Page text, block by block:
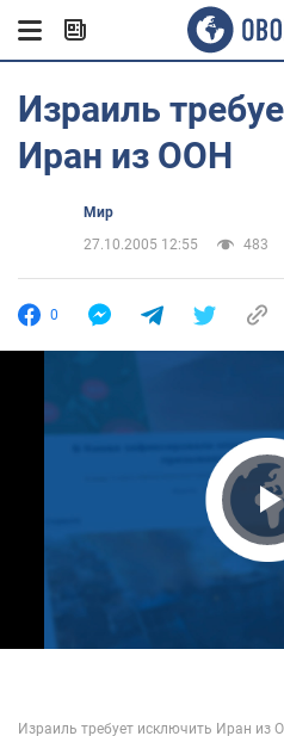
Израиль
Иран из ООН
Мир
27.10.2005 12:55
483
0